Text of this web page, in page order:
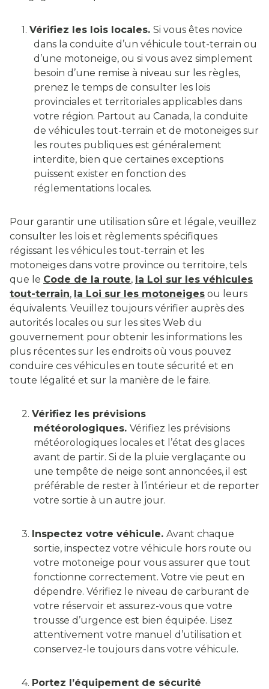
1. Vérifiez les lois locales. Si vous êtes novice
dans la conduite d’un véhicule tout-terrain ou
d’une motoneige, ou si vous avez simplement
besoin d’une remise à niveau sur les règles,
prenez le temps de consulter les lois
provinciales et territoriales applicables dans
votre région. Partout au Canada, la conduite
de véhicules tout-terrain et de motoneiges sur
les routes publiques est généralement
interdite, bien que certaines exceptions
puissent exister en fonction des
réglementations locales.
Pour garantir une utilisation sûre et légale, veuillez
consulter les lois et règlements spécifiques
régissant les véhicules tout-terrain et les
motoneiges dans votre province ou territoire, tels
que le Code de la route, la Loi sur les véhicules
tout-terrain, la Loi sur les motoneiges ou leurs
équivalents. Veuillez toujours vérifier auprès des
autorités locales ou sur les sites Web du
gouvernement pour obtenir les informations les
plus récentes sur les endroits où vous pouvez
conduire ces véhicules en toute sécurité et en
toute légalité et sur la manière de le faire.
2. Vérifiez les prévisions
météorologiques. Vérifiez les prévisions
météorologiques locales et l’état des glaces
avant de partir. Si de la pluie verglaçante ou
une tempête de neige sont annoncées, il est
préférable de rester à l’intérieur et de reporter
votre sortie à un autre jour.
3. Inspectez votre véhicule. Avant chaque
sortie, inspectez votre véhicule hors route ou
votre motoneige pour vous assurer que tout
fonctionne correctement. Votre vie peut en
dépendre. Vérifiez le niveau de carburant de
votre réservoir et assurez-vous que votre
trousse d’urgence est bien équipée. Lisez
attentivement votre manuel d’utilisation et
conservez-le toujours dans votre véhicule.
4. Portez l’équipement de sécurité